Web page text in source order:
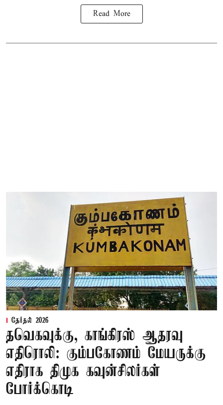
Read More
தேர்தல் 2026
தவெகவுக்கு, காங்கிரஸ் ஆதரவு
எதிரொலி: கும்பகோணம் மேயருக்கு
எதிராக திமுக கவுன்சிலர்கள்
போர்க்கொடி